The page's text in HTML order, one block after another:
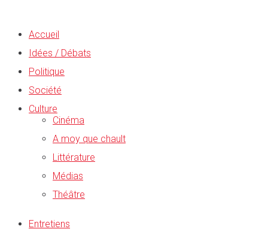
Accueil
Idées / Débats
Politique
Société
Culture
Cinéma
A moy que chault
Littérature
Médias
Théâtre
Entretiens